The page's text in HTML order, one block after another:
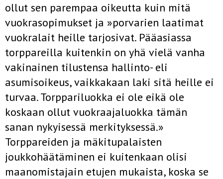
ollut sen parempaa oikeutta kuin mitä
vuokrasopimukset ja »porvarien laatimat
vuokra­lait heille tarjosivat. Pääasiassa
torppareilla kuitenkin on yhä vielä vanha
vakinainen tilustensa hallinto- eli
asumisoikeus, vaikkakaan laki sitä heille ei
turvaa. Torppariluokka ei ole eikä ole
koskaan ollut vuokraajaluokka tämän
sanan nykyisessä merkityksessä.»
Torppareiden ja mäkitupalaisten
joukkohäätäminen ei kuitenkaan olisi
maanomistajain etujen mukaista, koska se